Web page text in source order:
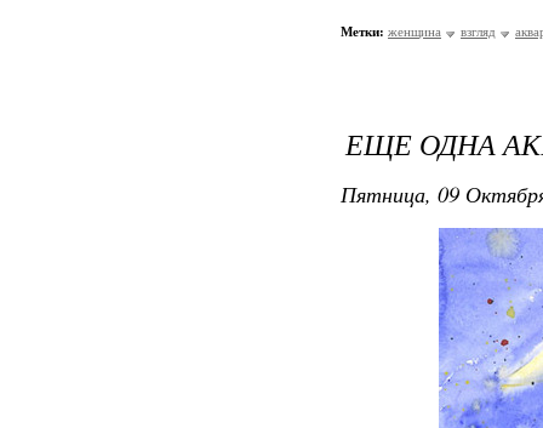
Метки: женщина взгляд
ЕЩЕ ОДНА
Пятница, 09